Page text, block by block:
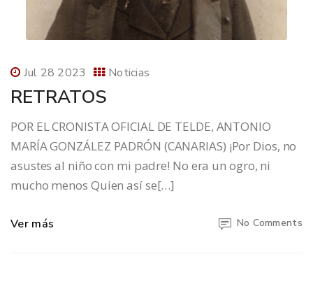
Jul 28 2023 Noticias
RETRATOS
POR EL CRONISTA OFICIAL DE TELDE, ANTONIO
MARÍA GONZÁLEZ PADRÓN (CANARIAS) ¡Por Dios, no
asustes al niño con mi padre! No era un ogro, ni
mucho menos Quien así se[…]
Ver más No Comments